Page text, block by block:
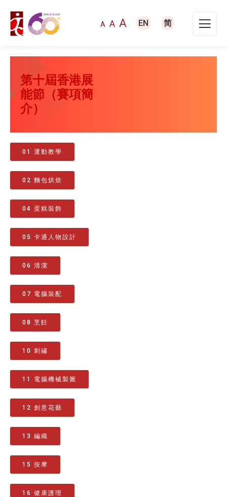
A A A EN 简
第十屆香港展
能節（賽項簡
介）
01 運動教學
02 麵包烘焙
04 蛋糕裝飾
05 卡通人物設計
06 清潔
07 電腦裝配
08 烹飪
10 刺繡
11 電腦機械製圖
12 創意花藝
13 編織
15 按摩
16 健康護理